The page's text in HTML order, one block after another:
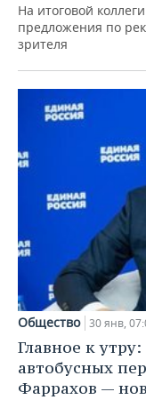
БИЗНЕС-БРАНЧИ
ОТКРЫТАЯ
ФУТБОЛ
БАСКЕТБОЛ
ФИГУРНОЕ
ВОДНЫЕ ВИДЫ
ХОККЕЙ С МЯЧОМ
НОВОСТИ
ИНФРАСТРУКТУРА
МЕДИЦИНА
ОБРАЗОВАНИЕ
ПРОИСШЕСТВИЯ
ФОТОГАЛЕРЕЯ
СПРАВОЧНИК
СПИСОК ПЕРСОН
СПИСОК
ПОЛНАЯ ВЕРСИЯ
На итоговой
предложения по
зрителя
Общество 30 янв,
Главное к
автобусных
Фаррахов —